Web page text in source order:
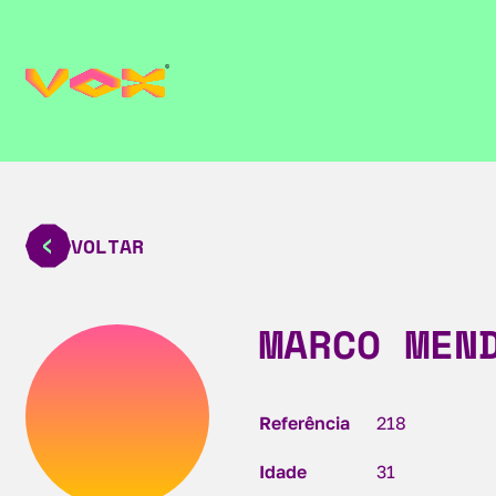
VOLTAR
MARCO
Referência 218
Idade 31